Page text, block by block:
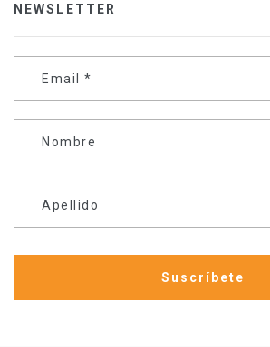
NEWSLETTER
Email *
Nombre
Apellido